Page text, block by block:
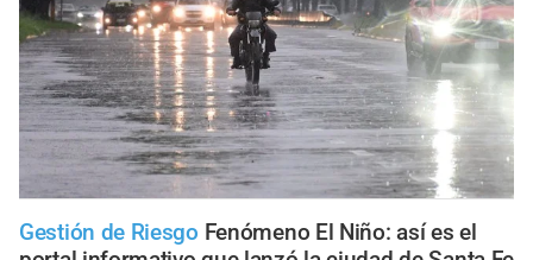
Gestión de Riesgo Fenómeno El Niño: así es el